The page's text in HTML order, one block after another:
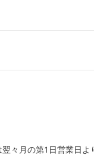
々月の第1日営業日